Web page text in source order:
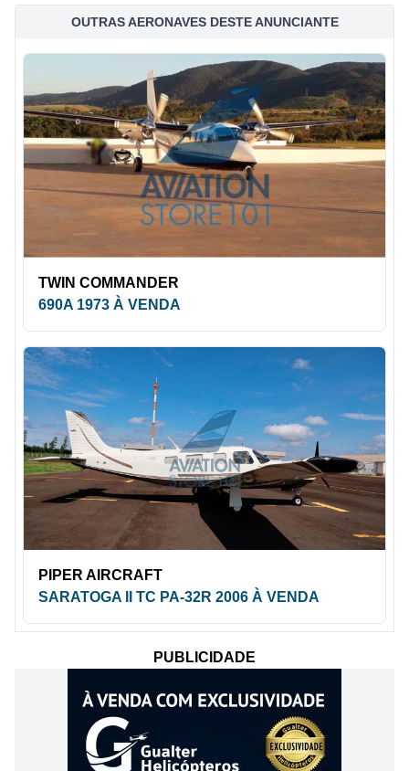
OUTRAS AERONAVES DESTE ANUNCIANTE
TWIN COMMANDER
690A 1973 À VENDA
PIPER AIRCRAFT
SARATOGA II TC PA-32R 2006 À VENDA
PUBLICIDADE